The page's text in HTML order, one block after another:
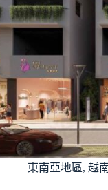
東南亞地區, 越